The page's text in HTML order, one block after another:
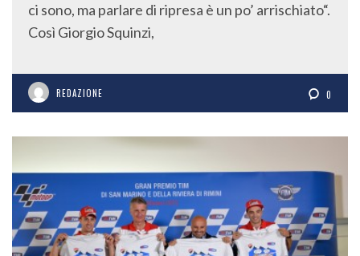
ci sono, ma parlare di ripresa è un po’ arrischiato“.
Così Giorgio Squinzi,
REDAZIONE 0